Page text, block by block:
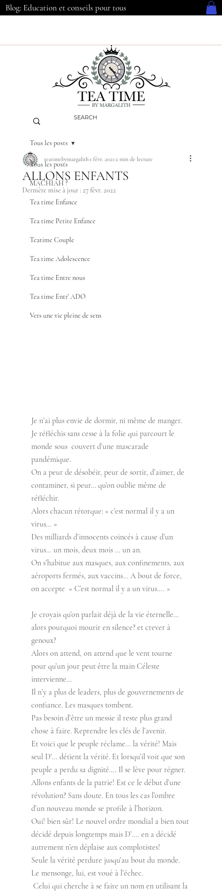
Blog: Education et conseils pour tous
Tous les posts
MACHIAH ?
Tea time Enfance
Tea time Petite Enfance
Teatime Couple
Tea time Adolescence
Tea time Entre nous
Tea time Entr' ADO
Vers une vie pleine de sens
Tous les posts
ALLONS ENFANTS
teatimebymargalith1 févr. 20212 min de lecture
Dernière mise à jour : 27 févr. 2022
Je n’ai plus envie de dormir, ni même de manger.
Je réfléchis sans cesse à la folie qui parcourt le
monde sous  couvert d’une mascarade
pandémique.
On a peur de désobéir, peur de sortir, d’aimer, de
contaminer, si peur… qu’on oublie même de
réfléchir.
Alors chacun rétorque: « c’est normal il y a un
virus… »
Des milliards d’innocents coincés à cause d’un
virus… un mois, deux mois … un an.
On s’habitue aux masques, aux confinements, aux
aéroports fermés, aux vaccins… A bout de force,
on accepte  « C’est normal il y a un virus…. »
Je croyais qu’on parlait déjà de la vie éternelle…
alors pourquoi mourir en silence? et crever à
genoux?
Alors on attend, on attend que le vent tourne
pour qu’un jour peut être la main Céleste
intervienne…
Il n’y a plus de leaders, plus de gouvernements de
confiance. Les masques tombent.
Pas besoin d’être un messie il reste plus grand
chose à faire. Reprendre les clés de l’avenir.
Et voici que le peuple réclame… la vérité! Mais
seul D’… détient la vérité. Et lorsqu’il voit que son
peuple a perdu sa dignité…. Il se lève pour régner.
Allons enfants de la patrie! Est ce le début d’une
révolution? Sans doute. En tous les cas l’ombre
d’un nouveau monde se profile à l’horizon.
Oui! bien sûr! Le nouvel ordre mondial a bien tout
décidé depuis longtemps mais D’…. en a décidé
autrement n’en déplaise aux complotistes!
Seule la vérité perdure jusqu’au bout du monde.
Le mensonge, lui, est voué à l’échec.